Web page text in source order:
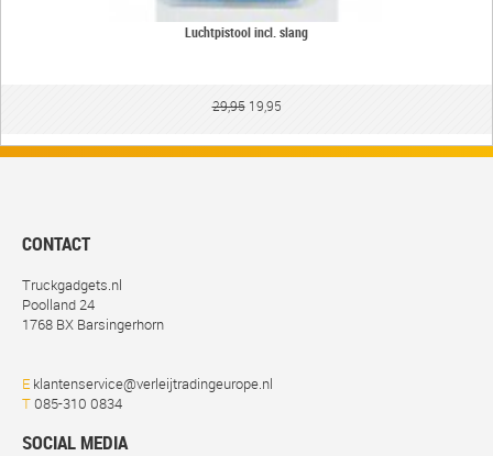
Luchtpistool incl. slang
29,9519,95
CONTACT
Truckgadgets.nl
Poolland 24
1768 BX Barsingerhorn
E klantenservice@verleijtradingeurope.nl
T085-310 0834
SOCIAL MEDIA